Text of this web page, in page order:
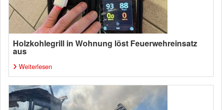
Holzkohlegrill in Wohnung löst Feuerwehreinsatz
aus
Weiterlesen